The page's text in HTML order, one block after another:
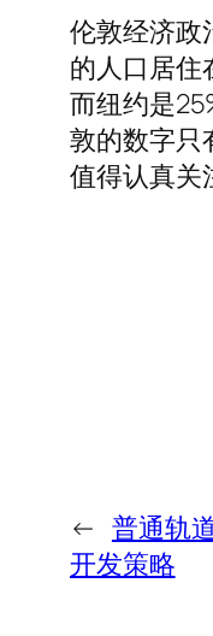
伦敦经济政
的人口居住
而纽约是
敦的数字只
值得认真关
← 普通轨
开发策略